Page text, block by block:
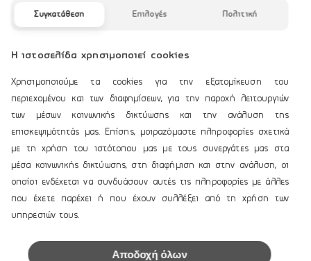
NSX 3012 Plotter/Βυθόμετρο
CHIRP χωρις Βεντούζα HDI
3,470.76€
ΠΡΟΣΘΗΚΗ ΣΤΟ
ΚΑΛΑΘΙ
1
Συγκατάθεση Επιλογές Πολιτική
Η ιστοσελίδα χρησιμοποιεί cookies
Χρησιμοποιούμε τα cookies για την εξατομίκευση του
περιεχομένου και των διαφημίσεων, για την παροχή λειτουργιών
των μέσων κοινωνικής δικτύωσης και την ανάλυση της
επισκεψιμότητάς μας. Επίσης, μοιραζόμαστε πληροφορίες σχετικά
με τη χρήση του ιστότοπου μας με τους συνεργάτες μας στα
μέσα κοινωνικής δικτύωσης, στη διαφήμιση και στην ανάλυση, οι
οποίοι ενδέχεται να συνδυάσουν αυτές τις πληροφορίες με άλλες
που έχετε παρέχει ή που έχουν συλλέξει από τη χρήση των
υπηρεσιών τους.
Αποδοχή όλων